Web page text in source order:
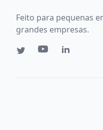
Feito para pequenas
grandes empresas.